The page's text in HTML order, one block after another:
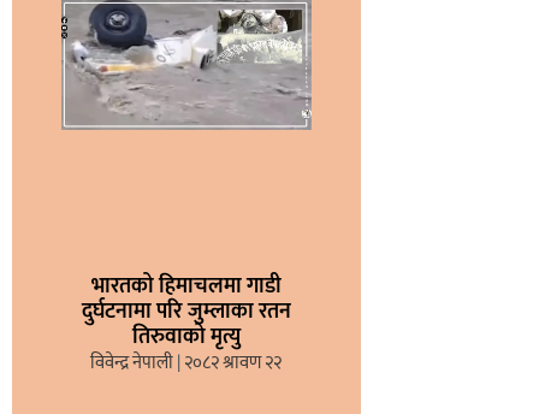
भारतको हिमाचलमा गाडी
दुर्घटनामा परि जुम्लाका रतन
तिरुवाको मृत्यु
विवेन्द्र नेपाली २०८२ श्रावण २२